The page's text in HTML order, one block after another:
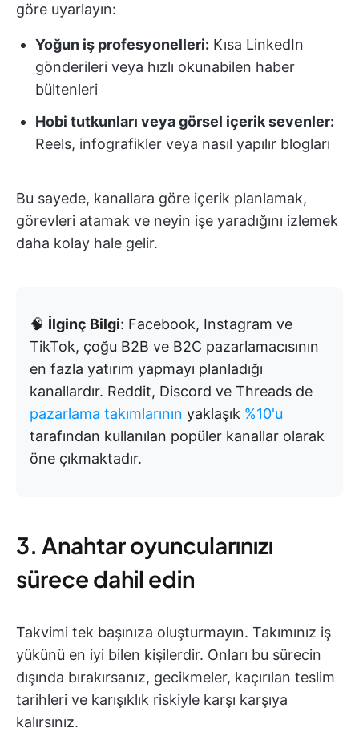
göre uyarlayın:
Yoğun iş profesyonelleri: Kısa LinkedIn
gönderileri veya hızlı okunabilen haber
bültenleri
Hobi tutkunları veya görsel içerik sevenler:
Reels, infografikler veya nasıl yapılır blogları
Bu sayede, kanallara göre içerik planlamak,
görevleri atamak ve neyin işe yaradığını izlemek
daha kolay hale gelir.
🧠 İlginç Bilgi: Facebook, Instagram ve
TikTok, çoğu B2B ve B2C pazarlamacısının
en fazla yatırım yapmayı planladığı
kanallardır. Reddit, Discord ve Threads de
pazarlama takımlarının yaklaşık %10'u
tarafından kullanılan popüler kanallar olarak
öne çıkmaktadır.
3. Anahtar oyuncularınızı
sürece dahil edin
Takvimi tek başınıza oluşturmayın. Takımınız iş
yükünü en iyi bilen kişilerdir. Onları bu sürecin
dışında bırakırsanız, gecikmeler, kaçırılan teslim
tarihleri ve karışıklık riskiyle karşı karşıya
kalırsınız.